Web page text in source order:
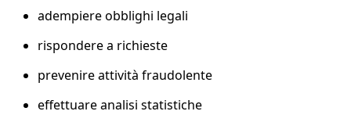
adempiere obblighi legali
rispondere a richieste
prevenire attività fraudolente
effettuare analisi statistiche